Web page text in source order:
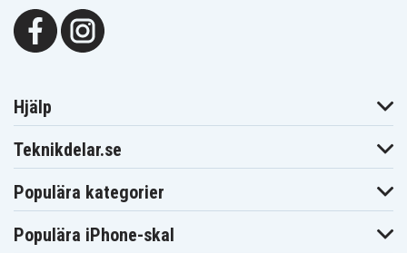
Hjälp
Teknikdelar.se
Populära kategorier
Populära iPhone-skal